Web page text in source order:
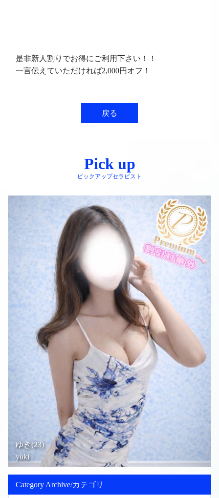
是非新人割りでお得にご利用下さい！！
一言伝えていただければ2,000円オフ！
戻る
Pick up
ピックアップセラピスト
ゆき(23)
yuki
Category Archive/カテゴリ